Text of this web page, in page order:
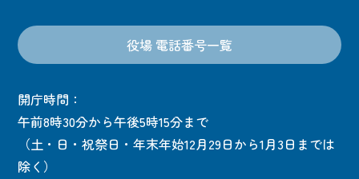
役場 電話番号一覧
開庁時間：
午前8時30分から午後5時15分まで
（土・日・祝祭日・年末年始12月29日から1月3日までは
除く）